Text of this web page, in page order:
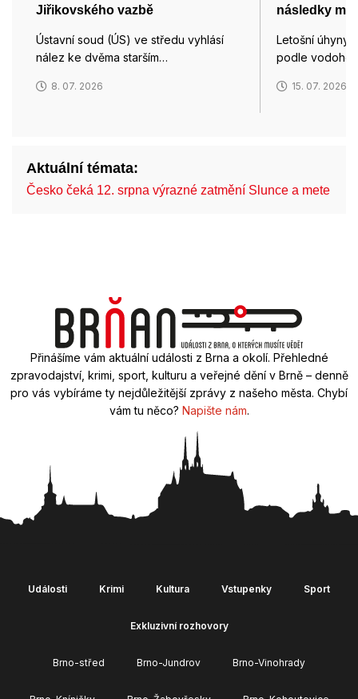
Jiřikovského vazbě
Ústavní soud (ÚS) ve středu vyhlásí
nález ke dvěma starším…
8. 07. 2026
následky
Letošní úhyny
podle
15. 07. 2026
Aktuální témata:
Česko čeká 12. srpna výrazné zatmění Slunce a mete…
Přinášíme vám aktuální události z Brna a okolí. Přehledné
zpravodajství, krimi, sport, kulturu a veřejné dění v Brně – denně
pro vás vybíráme ty nejdůležitější zprávy z našeho města. Chybí
vám tu něco? Napište nám.
Události Krimi Kultura Vstupenky Sport
Exkluzivní rozhovory
Brno-střed Brno-Jundrov Brno-Vinohrady